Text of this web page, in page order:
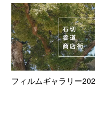
フィルムギャラリー